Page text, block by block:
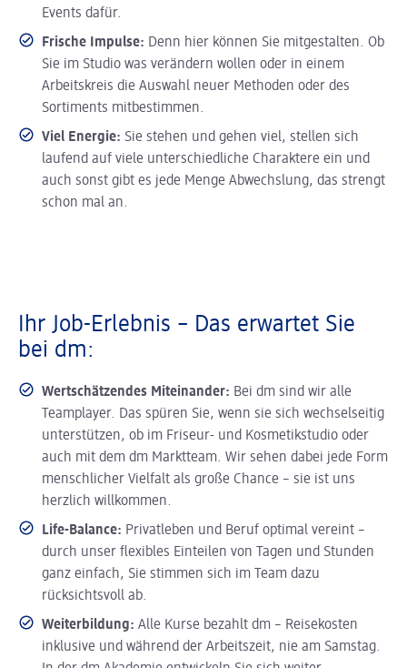
Events dafür.
Frische Impulse: Denn hier können Sie mitgestalten. Ob
Sie im Studio was verändern wollen oder in einem
Arbeitskreis die Auswahl neuer Methoden oder des
Sortiments mitbestimmen.
Viel Energie: Sie stehen und gehen viel, stellen sich
laufend auf viele unterschiedliche Charaktere ein und
auch sonst gibt es jede Menge Abwechslung, das strengt
schon mal an.
Ihr Job-Erlebnis – Das erwartet Sie
bei dm:
Wertschätzendes Miteinander: Bei dm sind wir alle
Teamplayer. Das spüren Sie, wenn sie sich wechselseitig
unterstützen, ob im Friseur- und Kosmetikstudio oder
auch mit dem dm Marktteam. Wir sehen dabei jede Form
menschlicher Vielfalt als große Chance – sie ist uns
herzlich willkommen.
Life-Balance: Privatleben und Beruf optimal vereint –
durch unser flexibles Einteilen von Tagen und Stunden
ganz einfach, Sie stimmen sich im Team dazu
rücksichtsvoll ab.
Weiterbildung: Alle Kurse bezahlt dm – Reisekosten
inklusive und während der Arbeitszeit, nie am Samstag.